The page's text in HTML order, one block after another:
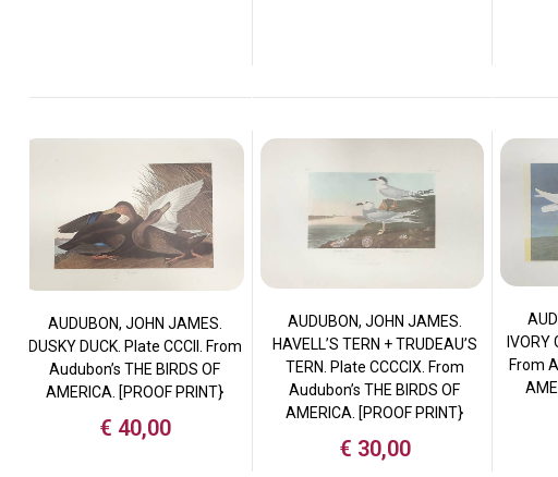
AUDUBON, JOHN JAMES.
DUSKY DUCK. Plate CCCII. From
Audubon’s THE BIRDS OF
AMERICA. [PROOF PRINT}
€ 40,00
AUDUBON, JOHN JAMES.
HAVELL’S TERN + TRUDEAU’S
TERN. Plate CCCCIX. From
Audubon’s THE BIRDS OF
AMERICA. [PROOF PRINT}
€ 30,00
IVORY
From